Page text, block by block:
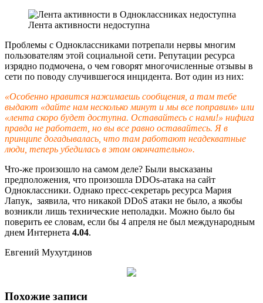
Лента активности недоступна
Проблемы с Одноклассниками потрепали нервы многим
пользователям этой социальной сети. Репутации ресурса
изрядно подмочена, о чем говорят многочисленные отзывы в
сети по поводу случившегося инцидента. Вот один из них:
«Особенно нравится нажимаешь сообщения, а там тебе
выдают «дайте нам несколько минут и мы все поправим» или
«лента скоро будет доступна. Оставайтесь с нами!» нифига
правда не работает, но вы все равно оставайтесь. Я в
принципе догадывалась, что там работают неадекватные
люди, теперь убедилась в этом окончательно».
Что-же произошло на самом деле? Были высказаны
предположения, что произошла DDOs-атака на сайт
Одноклассники. Однако пресс-секретарь ресурса Мария
Лапук, заявила, что никакой DDoS атаки не было, а якобы
возникли лишь технические неполадки. Можно было бы
поверить ее словам, если бы 4 апреля не был международным
днем Интернета 4.04.
Евгений Мухутдинов
Похожие записи